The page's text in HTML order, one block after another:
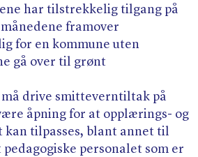
har tilstrekkelig tilgang på
framover
for en kommune uten
gå over til grønt
drive smitteverntiltak på
åpning for at opplærings- og
kan tilpasses, blant annet til
personalet som er